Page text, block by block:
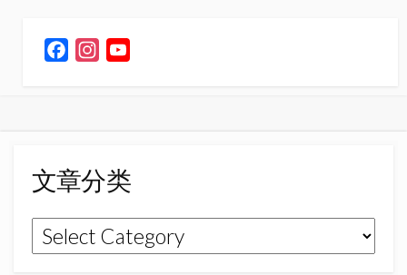
o
o
k
r
a
m
C
h
文章分类
文
章